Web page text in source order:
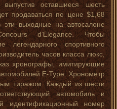
оставшиеся шесть
продаваться по цене $1,68
выходные на автосалоне
d’Elegance. Чтобы
легендарного спортивного
часов класса люкс,
хронографы, имитирующие
E-Type. Хронометр
тиражом. Каждый из шести
автомобиль и
идентификационный номер